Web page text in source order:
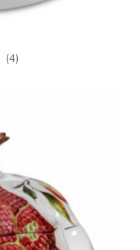
(4)